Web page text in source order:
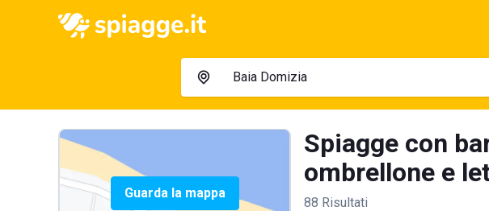
Guarda la mappa
Spiagge con
ombrellone e
88 Risultati